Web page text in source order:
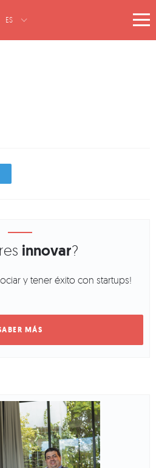
ES
innovar?
y tener éxito con startups!